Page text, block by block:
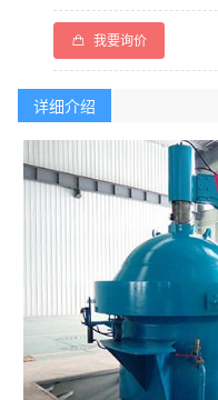
我要询价
详细介绍